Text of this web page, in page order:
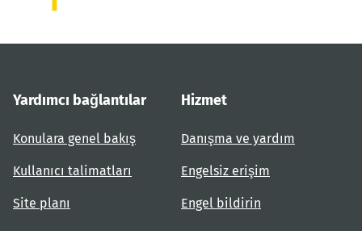
Yardımcı bağlantılar
Konulara genel bakış
Kullanıcı talimatları
Site planı
Hizmet
Danışma ve yardım
Engelsiz erişim
Engel bildirin